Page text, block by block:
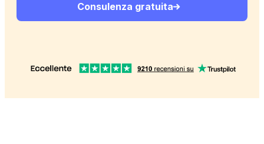
Consulenza gratuita